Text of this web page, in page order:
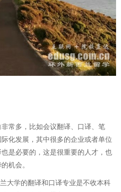
多，比如会议翻译、口译、笔
化发展，其中很多的企业或者单位
是必要的，这是很重要的人才，也
机会。
学的翻译和口译专业是不收本科